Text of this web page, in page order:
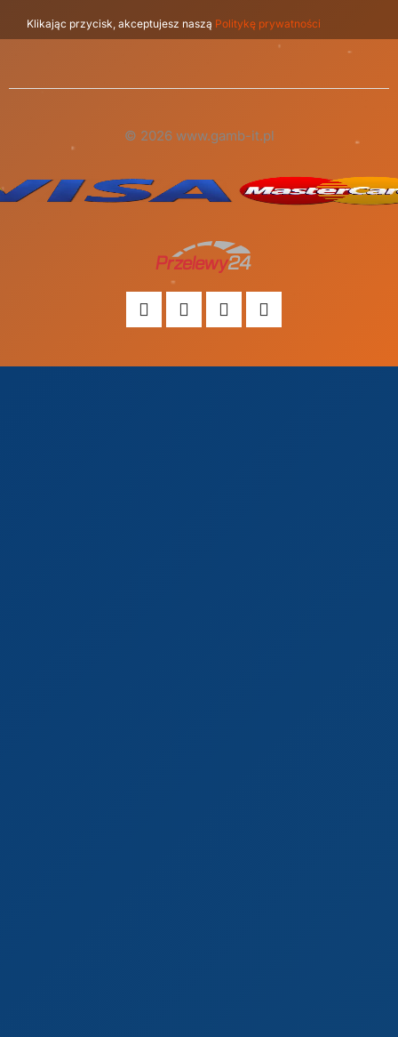
Klikając przycisk, akceptujesz naszą Politykę prywatności
© 2026 www.gamb-it.pl